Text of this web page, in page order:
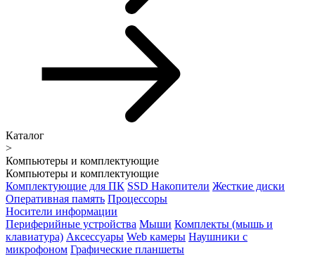
Каталог
>
Компьютеры и комплектующие
Компьютеры и комплектующие
Комплектующие для ПК SSD Накопители Жесткие диски
Оперативная память Процессоры
Носители информации
Периферийные устройства Мыши Комплекты (мышь и
клавиатура) Аксессуары Web камеры Наушники с
микрофоном Графические планшеты